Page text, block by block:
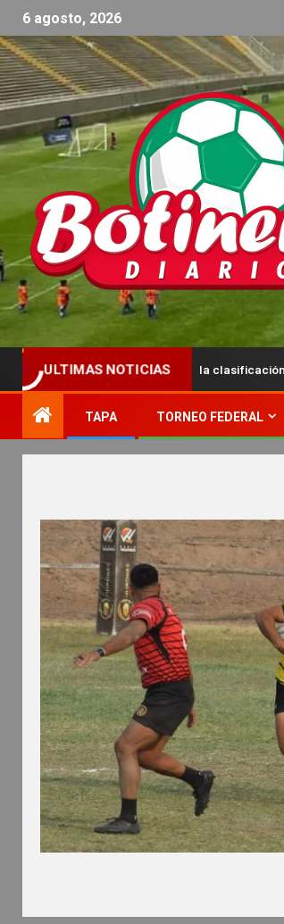
6 agosto, 2026
ULTIMAS NOTICIAS
buscarán la clasificación al Regional
TAPA TORNEO FEDERAL